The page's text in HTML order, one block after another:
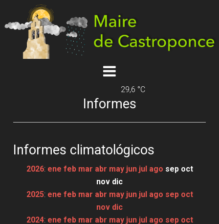
29,6 °C
Informes
Informes climatológicos
2026: ene feb mar abr may jun jul ago sep oct
nov dic
2025: ene feb mar abr may jun jul ago sep oct
nov dic
2024: ene feb mar abr may jun jul ago sep oct